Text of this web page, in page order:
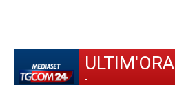
ULTIM'ORA
-